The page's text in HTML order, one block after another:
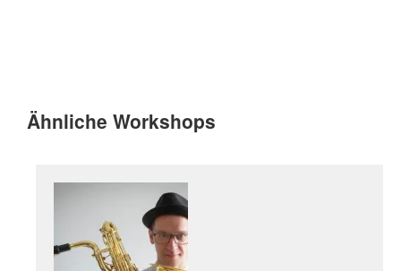
Ähnliche Workshops